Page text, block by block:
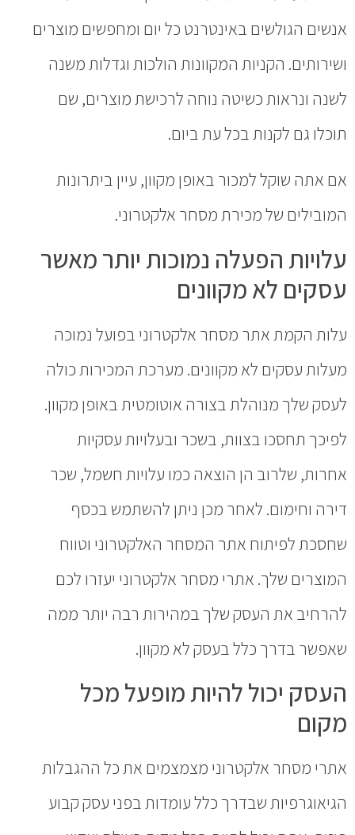
אנשים הגולשים באינטרנט כל יום ומחפשים מוצרים
ושירותים. הקניות המקוונות הולכות וגדלות משנה
לשנה ונראות כשיטה נוחה לרכישת מוצרים, שם
תוכלו גם לקנות בכל עת ביום.
אם אתה שוקל למכור באופן מקוון, עיין ביתרונות
המובילים של מכירת מסחר אלקטרוני.
עלויות הפעלה נמוכות יותר מאשר
עסקים לא מקוונים
עלות הקמת אתר מסחר אלקטרוני בפועל נמוכה
מעלות עסקים לא מקוונים. מערכת המכירות כולה
לעסק שלך מנוהלת בצורה אוטומטית באופן מקוון.
לפיכך תחסכו בצוות, בשכר ובעלויות עסקיות
אחרות, שלרוב הן הוצאה כמו עלויות חשמל, שכר
דירה וחימום. לאחר מכן ניתן להשתמש בכסף
שחסכת לפיתוח אתר המסחר האלקטרוני וטווח
המוצרים שלך. אתרי מסחר אלקטרוני יעזרו לכם
להרחיב את העסק שלך במהירות רבה יותר ממה
שאפשר בדרך כלל בעסק לא מקוון.
העסק יכול להיות מופעל מכל
מקום
אתרי מסחר אלקטרוני מצמצמים את כל ההגבלות
הגיאוגרפיות שבדרך כלל עומדות בפני עסק קבוע